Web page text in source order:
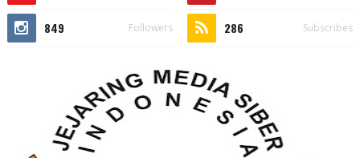
849 Followers 286 Subscribes